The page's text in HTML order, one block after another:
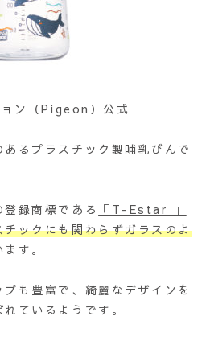
ン（Pigeon）公式
るプラスチック製哺乳びんで
録商標である 「T-Estar 」
チックにも関わらずガラスのよ
す。
も豊富で、綺麗なデザインを
ているようです。